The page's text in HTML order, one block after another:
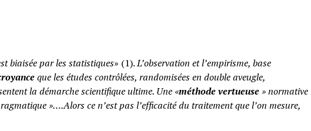
biaisée par les statistiques» (1).L’observation et l’empirisme, base
que les études contrôlées, randomisées en double aveugle,
la démarche scientifique ultime. Une «méthode vertueuse» normative
»….Alors ce n’est pas l’efficacité du traitement que l’on mesure,